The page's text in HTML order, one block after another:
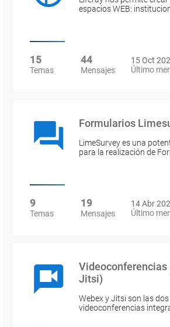
espacios WEB:
15
Temas
44
Mensajes
15 Oct
Último
Formularios
LimeSurvey es una
para la realización de
9
Temas
19
Mensajes
14 Abr
Último
Videoconferencias
Jitsi)
Webex y Jitsi son las
videoconferencias